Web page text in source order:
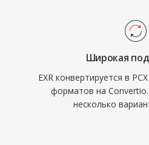
Широкая
EXR конвертируется в
форматов на
несколько